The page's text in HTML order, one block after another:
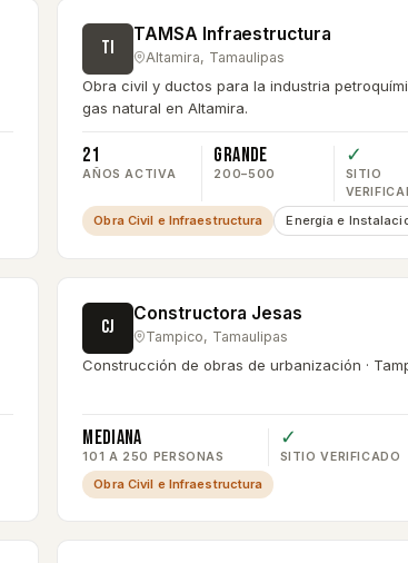
TI
TAMSA Infraestructura
Altamira, Tamaulipas
Obra civil y ductos para la industria
gas natural en Altamira.
21
AÑOS ACTIVA
Grande
200–500
✓
SITIO
Obra Civil e Infraestructura Energía e
CJ
Constructora Jesas
Tampico, Tamaulipas
Construcción de obras de urbanización ·
Mediana
101 A 250 PERSONAS
✓
SITIO VERIFICADO
Obra Civil e Infraestructura